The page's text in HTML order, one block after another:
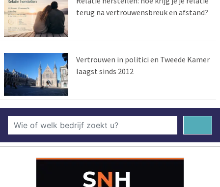
terug na vertrouwensbreuk en afstand?
Vertrouwen in politici en Tweede Kamer
laagst sinds 2012